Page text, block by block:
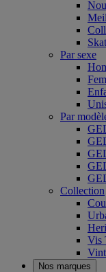
Par sexe
Par
Collection
Vis
Nos marques